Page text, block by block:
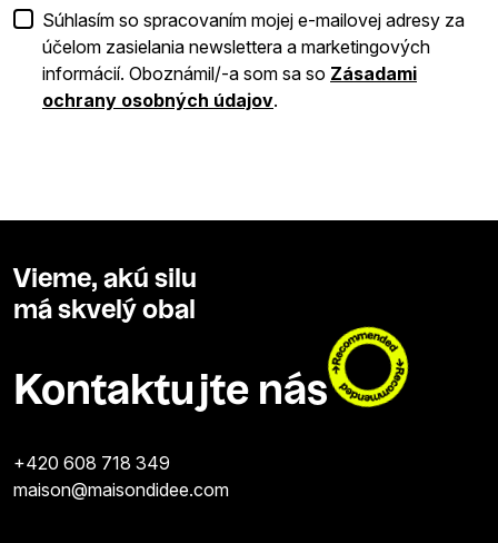
Súhlasím so spracovaním mojej e-mailovej adresy za
účelom zasielania newslettera a marketingových
informácií. Oboznámil/-a som sa so Zásadami
ochrany osobných údajov.
Vieme, akú silu
má skvelý obal
Kontaktujte nás
+420 608 718 349
maison@maisondidee.com